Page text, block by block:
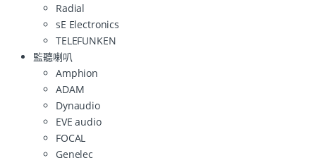
Radial
sE Electronics
TELEFUNKEN
監聽喇叭
Amphion
ADAM
Dynaudio
EVE audio
FOCAL
Genelec